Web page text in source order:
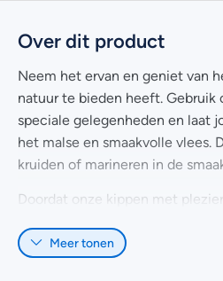
Over dit product
Neem het ervan en geniet van
natuur te bieden heeft. Gebruik
speciale gelegenheden en laat
het malse en smaakvolle vlees.
kruiden of marineren in de
Doordat onze kippen met
hoge kwaliteit hele kip
Meer tonen